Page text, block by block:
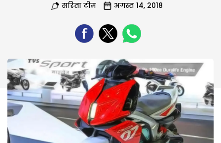
सरिता टीम अगस्त 14, 2018